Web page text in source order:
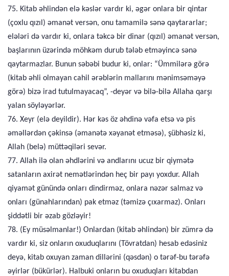
75. Kitab əhlindən elə kəslər vardır ki, əgər onlara bir qintar
(çoxlu qızıl) əmanət versən, onu tamamilə sənə qaytararlar;
elələri də vardır ki, onlara təkcə bir dinar (qızıl) əmanət versən,
başlarının üzərində möhkəm durub tələb etməyincə sənə
qaytarmazlar. Bunun səbəbi budur ki, onlar: “Ümmilərə görə
(kitab əhli olmayan cahil ərəblərin mallarını mənimsəməyə
görə) bizə irad tutulmayacaq”, -deyər və bilə-bilə Allaha qarşı
yalan söyləyərlər.
76. Xeyr (elə deyildir). Hər kəs öz əhdinə vəfa etsə və pis
əməllərdən çəkinsə (əmanətə xəyanət etməsə), şübhəsiz ki,
Allah (belə) müttəqiləri sevər.
77. Allah ilə olan əhdlərini və andlarını ucuz bir qiymətə
satanların axirət nemətlərindən heç bir payı yoxdur. Allah
qiyamət günündə onları dindirməz, onlara nəzər salmaz və
onları (günahlarından) pak etməz (təmizə çıxarmaz). Onları
şiddətli bir əzab gözləyir!
78. (Ey müsəlmanlar!) Onlardan (kitab əhlindən) bir zümrə də
vardır ki, siz onların oxuduqlarını (Tövratdan) hesab edəsiniz
deyə, kitab oxuyan zaman dillərini (qəsdən) o tərəf-bu tərəfə
əyirlər (bükürlər). Halbuki onların bu oxuduqları kitabdan